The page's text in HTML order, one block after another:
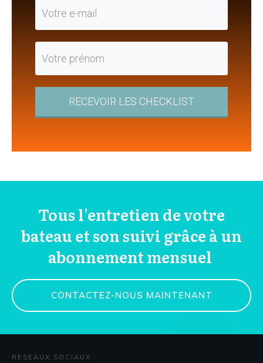
RECEVOIR LES CHECKLIST
Tous l'entretien de votre
bateau et son suivi grâce à un
abonnement mensuel
CONTACTEZ-NOUS MAINTENANT
RESEAUX SOCIAUX